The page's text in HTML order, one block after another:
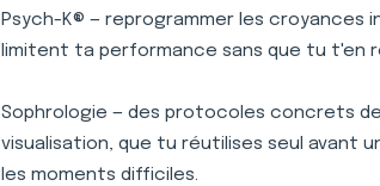
Psych-K® — reprogrammer les croyances
limitent ta performance sans que tu t'en
Sophrologie — des protocoles concrets
visualisation, que tu réutilises seul avant
les moments difficiles.